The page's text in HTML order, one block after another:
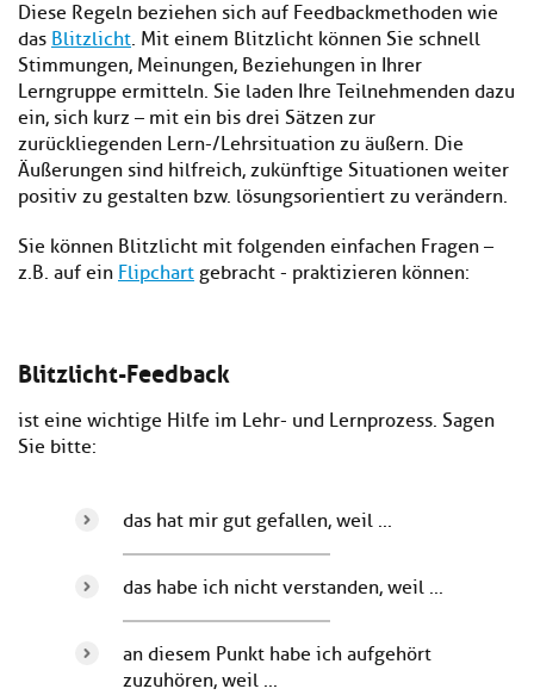
Diese Regeln beziehen sich auf Feedbackmethoden wie
das Blitzlicht. Mit einem Blitzlicht können Sie schnell
Stimmungen, Meinungen, Beziehungen in Ihrer
Lerngruppe ermitteln. Sie laden Ihre Teilnehmenden dazu
ein, sich kurz – mit ein bis drei Sätzen zur
zurückliegenden Lern-/Lehrsituation zu äußern. Die
Äußerungen sind hilfreich, zukünftige Situationen weiter
positiv zu gestalten bzw. lösungsorientiert zu verändern.
Sie können Blitzlicht mit folgenden einfachen Fragen –
z.B. auf ein Flipchart gebracht - praktizieren können:
Blitzlicht-Feedback
ist eine wichtige Hilfe im Lehr- und Lernprozess. Sagen
Sie bitte:
das hat mir gut gefallen, weil ...
das habe ich nicht verstanden, weil ...
an diesem Punkt habe ich aufgehört
zuzuhören, weil ...